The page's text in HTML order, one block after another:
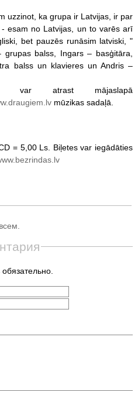
uzzinot, ka grupa ir Latvijas, ir par
esam no Latvijas, un to varēs arī
bet pauzēs runāsim latviski, "
balss, Ingars – basģitāra,
balss un klavieres un Andris –
var atrast mājaslapā
mūzikas sadaļā.
= 5,00 Ls. Biļetes var iegādāties